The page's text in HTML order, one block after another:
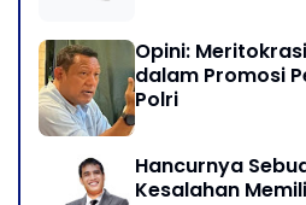
Opini:
dalam Promosi
Polri
Hancurnya
Kesalahan